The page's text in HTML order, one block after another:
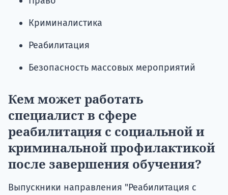
Криминалистика
Реабилитация
Безопасность массовых мероприятий
Кем может работать
специалист в сфере
реабилитация с социальной и
криминальной профилактикой
после завершения обучения?
Выпускники направления "Реабилитация с